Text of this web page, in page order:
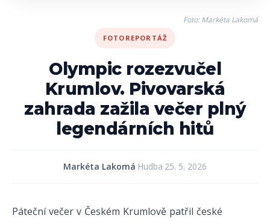
Foto: Markéta Lakomá
FOTOREPORTÁŽ
Olympic rozezvučel
Krumlov. Pivovarská
zahrada zažila večer plný
legendárních hitů
Markéta Lakomá Hudba 25. 5. 2026
Páteční večer v Českém Krumlově patřil české